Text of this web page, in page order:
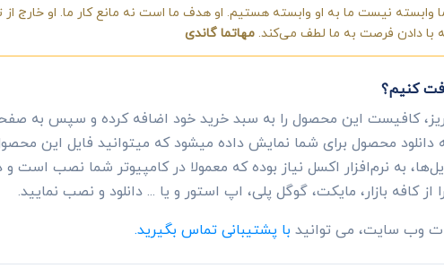
نیست ما به او وابسته هستیم. او هدف ما است نه مانع کار ما. او خارج
با دادن فرصت به ما لطف می‌کند. مهاتما گاندی
کنیم؟
کافیست این محصول را به سبد خرید خود اضافه کرده و سپس به
محصول برای شما نمایش داده میشود که میتوانید فایل این محصول
به نرم‌افزار اکسل نیاز بوده که معمولا در کامپیوتر شما نصب است
کافه بازار، مایکت، گوگل پلی، اپ استور و یا ... دانلود و نصب نمایید.
وب سایت، می توانید با پشتیبانی تماس بگیرید.